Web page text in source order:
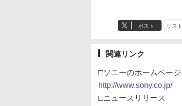
ポスト リスト
関連リンク
□ソニーのホームページ
http://www.sony.co.jp/
□ニュースリリース